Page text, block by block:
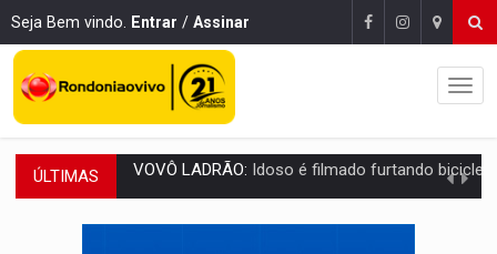
Seja Bem vindo. Entrar / Assinar
ÚLTIMAS JUSTIÇA:Comarca de Nova Mamoré terá seu primeiro
ADAILTON FÚRIA:Assessoria denuncia suposto ataque com perfis